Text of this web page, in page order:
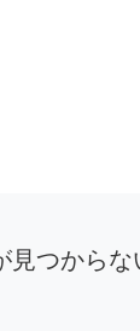
見つからな